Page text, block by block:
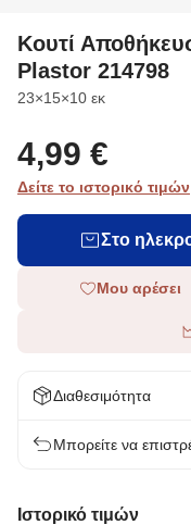
Κουτί
Plastor 214798
Διαστάσεις
23×15×10 εκ
4,99 €
Δείτε το ιστορικό τιμών
Στο
Μου αρέσει
Διαθεσιμότητα
Μπορείτε να
Ιστορικό τιμών